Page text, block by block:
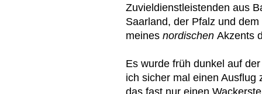
Zuvieldienstleistenden aus
Saarland, der Pfalz und
meines nordischen Akzents
Es wurde früh dunkel auf
ich sicher mal einen Ausflug
das fast nur einen